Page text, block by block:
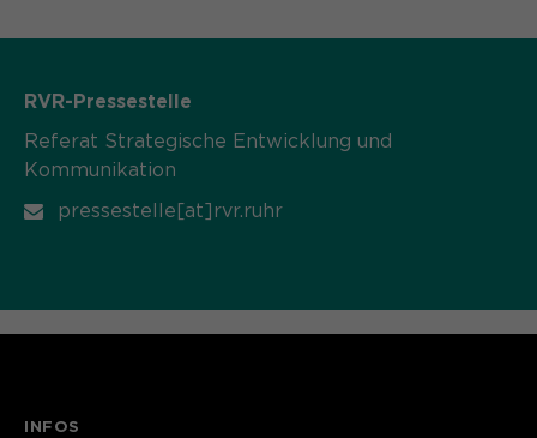
RVR-Pressestelle
Referat Strategische Entwicklung und
Kommunikation
pressestelle[at]rvr.ruhr
INFOS